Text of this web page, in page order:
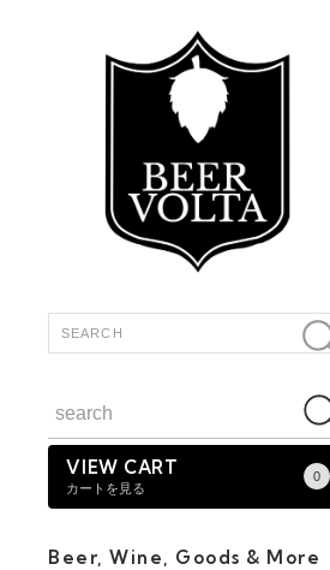
VIEW CART
カートを見る
0
Beer, Wine, Goods & More